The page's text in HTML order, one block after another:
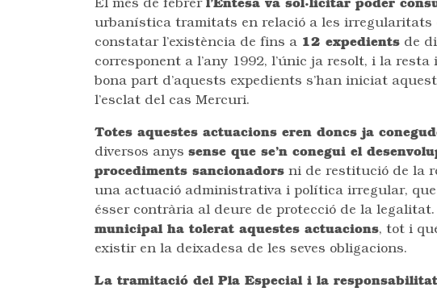
El mes de febrer l’Entesa va sol·licitar poder
urbanística tramitats en relació a les irregularitats
constatar l’existència de fins a 12 expedients de
corresponent a l’any 1992, l’únic ja resolt, i la
bona part d’aquests expedients s’han iniciat
l’esclat del cas Mercuri.
Totes aquestes actuacions eren doncs ja
diversos anys sense que se’n conegui el
procediments sancionadors ni de restitució de la
una actuació administrativa i política irregular,
ésser contrària al deure de protecció de la
municipal ha tolerat aquestes actuacions, tot i
existir en la deixadesa de les seves obligacions.
La tramitació del Pla Especial i la responsabilitat